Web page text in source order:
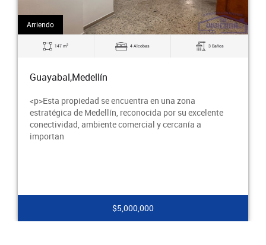
Arriendo
147 m2 4 Alcobas 3 Baños
Guayabal,Medellín
<p>Esta propiedad se encuentra en una zona
estratégica de Medellín, reconocida por su excelente
conectividad, ambiente comercial y cercanía a
importan
$5,000,000